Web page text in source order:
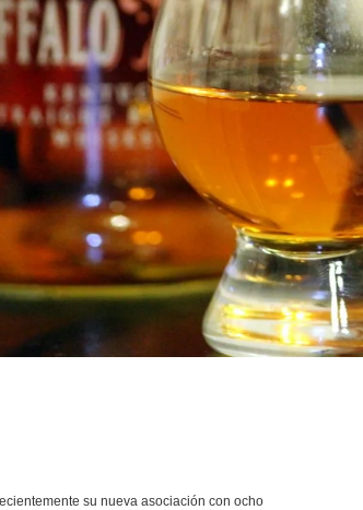
su nueva asociación con ocho